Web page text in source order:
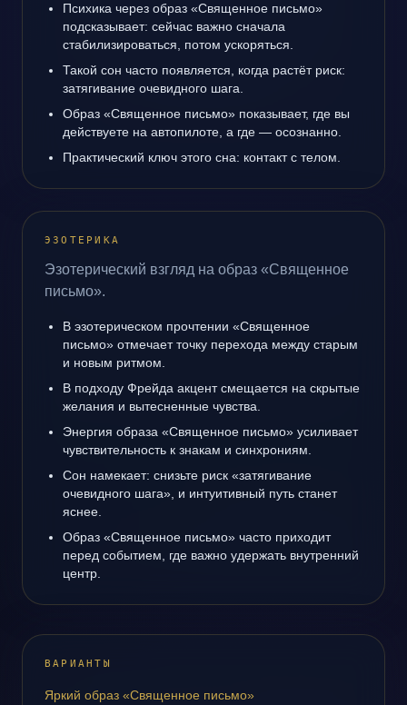
Психика через образ «Священное письмо»
подсказывает: сейчас важно сначала
стабилизироваться, потом ускоряться.
Такой сон часто появляется, когда растёт риск:
затягивание очевидного шага.
Образ «Священное письмо» показывает, где вы
действуете на автопилоте, а где — осознанно.
Практический ключ этого сна: контакт с телом.
ЭЗОТЕРИКА
Эзотерический взгляд на образ «Священное
письмо».
В эзотерическом прочтении «Священное
письмо» отмечает точку перехода между старым
и новым ритмом.
В подходу Фрейда акцент смещается на скрытые
желания и вытесненные чувства.
Энергия образа «Священное письмо» усиливает
чувствительность к знакам и синхрониям.
Сон намекает: снизьте риск «затягивание
очевидного шага», и интуитивный путь станет
яснее.
Образ «Священное письмо» часто приходит
перед событием, где важно удержать внутренний
центр.
ВАРИАНТЫ
Яркий образ «Священное письмо»